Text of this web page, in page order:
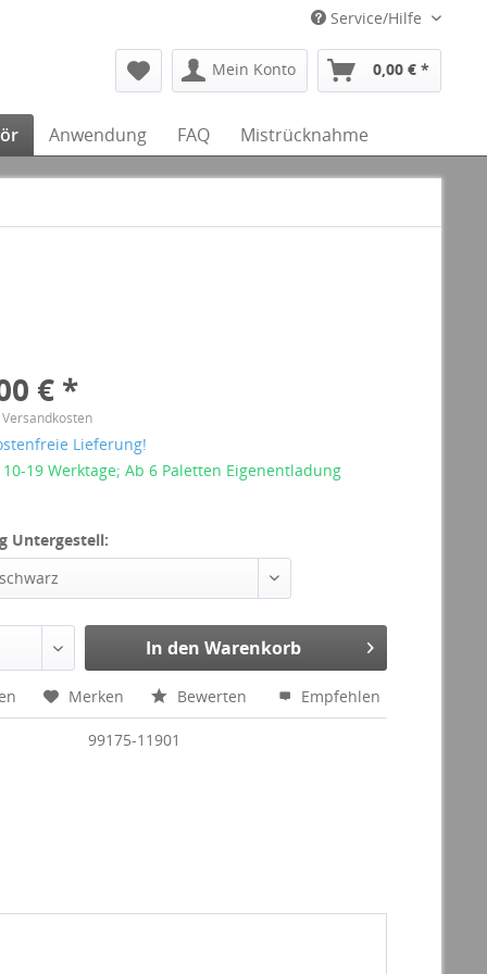
Service/Hilfe
Mein Konto 0,00 € *
Anwendung FAQ Mistrücknahme
€ *
Lieferung!
19 Werktage; Ab 6 Paletten Eigenentladung
Untergestell:
In den Warenkorb
Merken Bewerten Empfehlen
99175-11901